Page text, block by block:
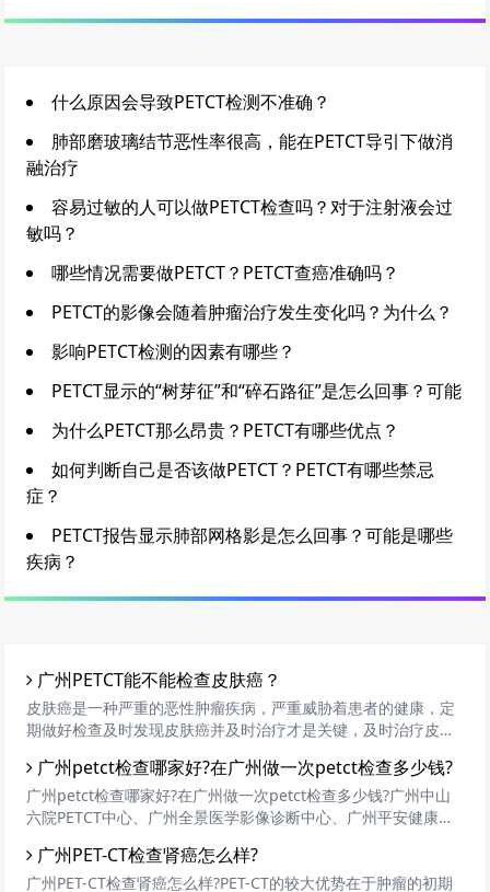
什么原因会导致PETCT检测不准确？
肺部磨玻璃结节恶性率很高，能在PETCT导引下做消
融治疗
容易过敏的人可以做PETCT检查吗？对于注射液会过
敏吗？
哪些情况需要做PETCT？PETCT查癌准确吗？
PETCT的影像会随着肿瘤治疗发生变化吗？为什么？
影响PETCT检测的因素有哪些？
PETCT显示的“树芽征”和“碎石路征”是怎么回事？可能
为什么PETCT那么昂贵？PETCT有哪些优点？
如何判断自己是否该做PETCT？PETCT有哪些禁忌
症？
PETCT报告显示肺部网格影是怎么回事？可能是哪些
疾病？
广州PETCT能不能检查皮肤癌？
皮肤癌是一种严重的恶性肿瘤疾病，严重威胁着患者的健康，定
期做好检查及时发现皮肤癌并及时治疗才是关键，及时治疗皮肤
么，皮肤癌应该怎样检查呢?PET/CT是现代很高等的检查设备，
检查癌症有很大的优势。那么，PET/CT能不能检查皮肤癌?
广州petct检查哪家好?在广州做一次petct检查多少钱?
广州petct检查哪家好?在广州做一次petct检查多少钱?广州中山
六院PETCT中心、广州全景医学影像诊断中心、广州平安健康检
州中医药大学金沙洲医院
广州PET-CT检查肾癌怎么样?
广州PET-CT检查肾癌怎么样?PET-CT的较大优势在于肿瘤的初期